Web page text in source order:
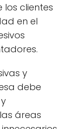
los clientes
en el
y
debe
áreas